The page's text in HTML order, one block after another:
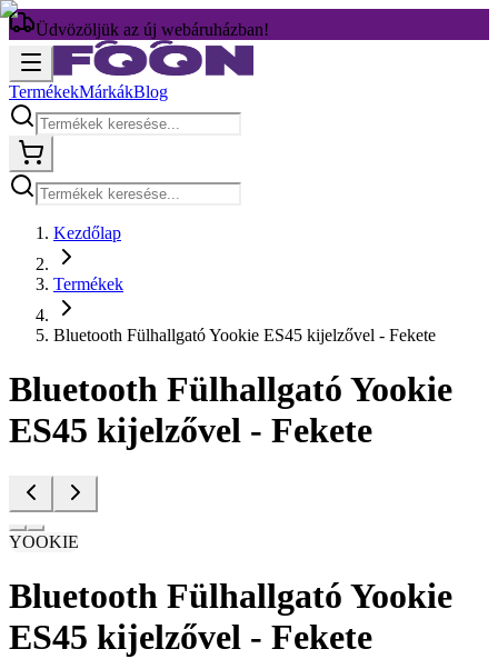
Üdvözöljük az új webáruházban!
TermékekMárkákBlog
Kezdőlap
Termékek
Bluetooth Fülhallgató Yookie ES45 kijelzővel - Fekete
Bluetooth Fülhallgató Yookie
ES45 kijelzővel - Fekete
YOOKIE
Bluetooth Fülhallgató Yookie
ES45 kijelzővel - Fekete